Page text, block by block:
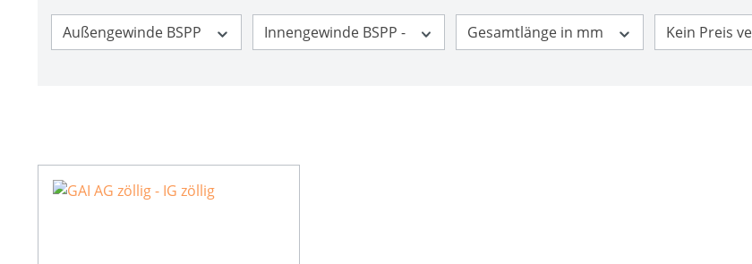
Außengewinde BSPP Innengewinde BSPP - Gesamtlänge in mm Kein Preis